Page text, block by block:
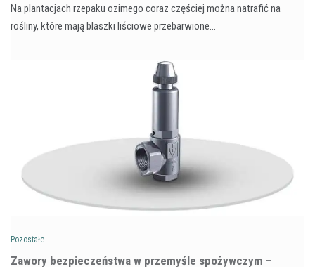
Na plantacjach rzepaku ozimego coraz częściej można natrafić na
rośliny, które mają blaszki liściowe przebarwione…
Pozostałe
Zawory bezpieczeństwa w przemyśle spożywczym –